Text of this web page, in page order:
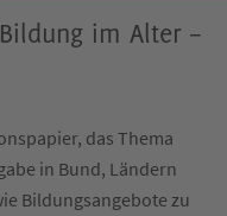
im Alter –
das Thema
in Bund, Ländern
Bildungsangebote zu